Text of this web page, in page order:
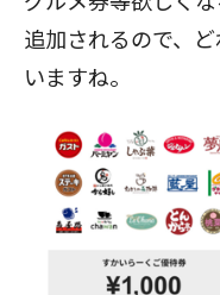
追加されるので、
いますね。